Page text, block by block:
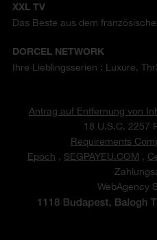
XXL TV
Das Beste aus dem
DORCEL NETWORK
Ihre Lieblingsserien : Luxure,
Antrag auf Entfernung von
18 U.S.C. 2257
Requirements
Epoch , SEGPAYEU.COM ,
WebAgency